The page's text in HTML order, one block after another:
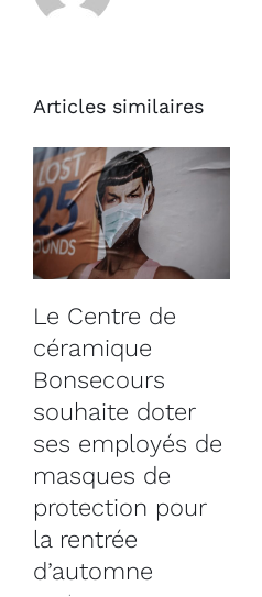
Articles similaires
Le Centre de
céramique
Bonsecours
souhaite doter
ses employés de
masques de
protection pour
la rentrée
d’automne